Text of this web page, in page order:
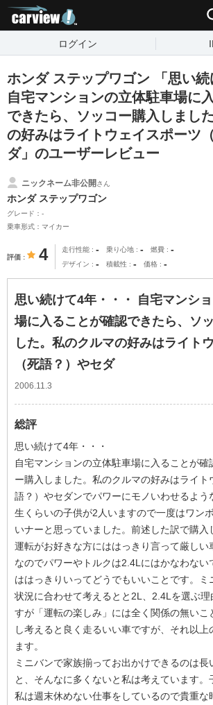
ログイン
ホンダ ステップワゴン 「思い続
自宅マンションの立体駐車場に
できたら、ソッコー購入しまし
の好みはライトウェイスポーツ
ダ」のユーザーレビュー
ニックネーム非公開さん
ホンダ ステップワゴン
グレード：-
乗車形式：マイカー
評価 4 走行性能 - 乗り心地 - 燃費 -
デザイン - 積載性 - 価格 -
思い続けて4年・・・ 自宅マンシ
場に入ることが確認できたら、ソ
した。私のクルマの好みはライト
（死語？）やセダ
2006.11.3
総評
思い続けて4年・・・
自宅マンションの立体駐車場に入ることが確
ー購入しました。私のクルマの好みはライト
語？）やセダンでパワーにモノいわせるよう
生くらいの子供が2人いますので一度はワン
いナーと思っていました。前述した訳で購入
運転がお好きな方にははっきり言って厳しい
なのでパワーやトルクは2.4Lにはかなわない
ははっきりいってどうでもいいことです。ミ
状況に合わせて考えるとと2L、2.4Lを選ぶ理
すが「運転の楽しみ」には全く関係の無いこ
し考えると良く走るいい車ですが、それ以
ます。
ミニバンで家族揃ってお出かけできるのは長
と、そんなに多くないと私は考えています。
私は週末休めない仕事をしているので貴重な